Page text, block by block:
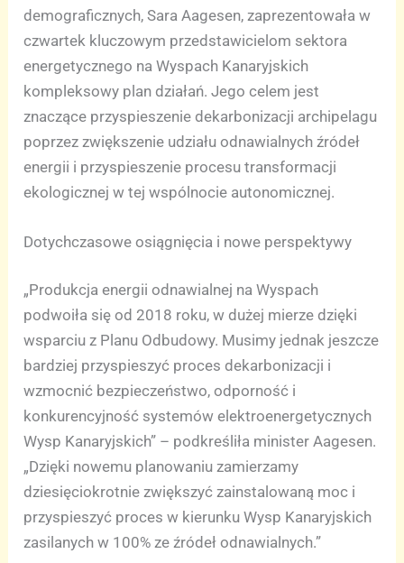
demograficznych, Sara Aagesen, zaprezentowała w
czwartek kluczowym przedstawicielom sektora
energetycznego na Wyspach Kanaryjskich
kompleksowy plan działań. Jego celem jest
znaczące przyspieszenie dekarbonizacji archipelagu
poprzez zwiększenie udziału odnawialnych źródeł
energii i przyspieszenie procesu transformacji
ekologicznej w tej wspólnocie autonomicznej.
Dotychczasowe osiągnięcia i nowe perspektywy
„Produkcja energii odnawialnej na Wyspach
podwoiła się od 2018 roku, w dużej mierze dzięki
wsparciu z Planu Odbudowy. Musimy jednak jeszcze
bardziej przyspieszyć proces dekarbonizacji i
wzmocnić bezpieczeństwo, odporność i
konkurencyjność systemów elektroenergetycznych
Wysp Kanaryjskich” – podkreśliła minister Aagesen.
„Dzięki nowemu planowaniu zamierzamy
dziesięciokrotnie zwiększyć zainstalowaną moc i
przyspieszyć proces w kierunku Wysp Kanaryjskich
zasilanych w 100% ze źródeł odnawialnych.”